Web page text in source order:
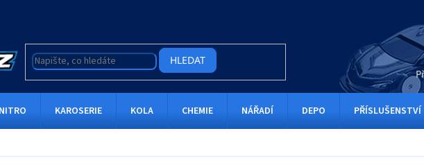
HLEDAT
NITRO KAROSERIE KOLA CHEMIE NÁŘADÍ DEPO PŘÍSLUŠENSTVÍ